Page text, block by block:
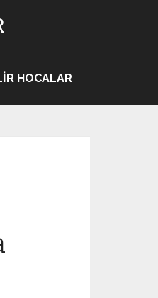
HOCALAR